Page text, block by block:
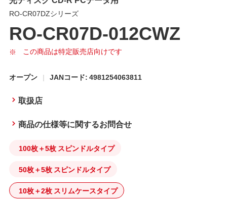
RO-CR07DZシリーズ
RO-CR07D-012CWZ
この商品は特定販売店向けです
オープン JANコード: 4981254063811
取扱店
商品の仕様等に関するお問合せ
100枚＋5枚 スピンドルタイプ
50枚＋5枚 スピンドルタイプ
10枚＋2枚 スリムケースタイプ